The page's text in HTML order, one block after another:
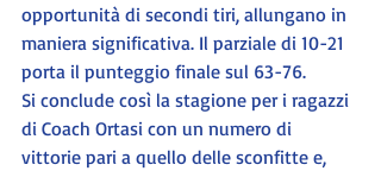
opportunità di secondi tiri, allungano in
maniera significativa. Il parziale di 10-21
porta il punteggio finale sul 63-76.
Si conclude così la stagione per i ragazzi
di Coach Ortasi con un numero di
vittorie pari a quello delle sconfitte e,